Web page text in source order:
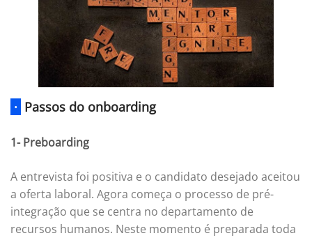
· Passos do onboarding
1- Preboarding
A entrevista foi positiva e o candidato desejado aceitou
a oferta laboral. Agora começa o processo de pré-
integração que se centra no departamento de
recursos humanos. Neste momento é preparada toda